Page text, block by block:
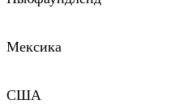
Мексика
США